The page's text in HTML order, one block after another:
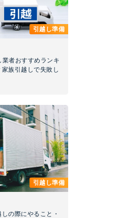
業者おすすめランキ
族引越しで失敗し
引越し準備
の際にやること・
引越し準備